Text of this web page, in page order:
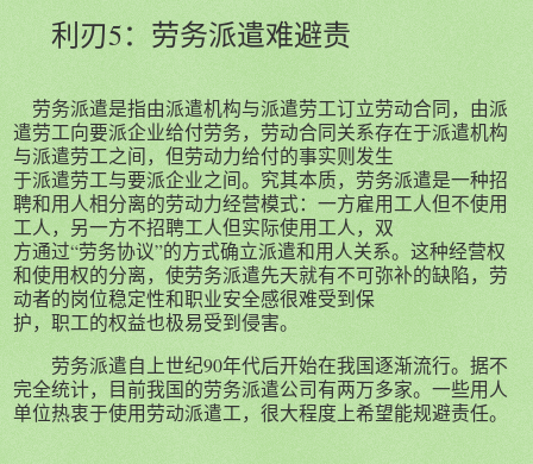
利刃5： 劳务派遣难避责
劳务派遣是指由派遣机构与派遣劳工订立劳动合同，由派
遣劳工向要派企业给付劳务，劳动合同关系存在于派遣机构
与派遣劳工之间，但劳动力给付的事实则发生
于派遣劳工与要派企业之间。究其本质，劳务派遣是一种招
聘和用人相分离的劳动力经营模式：一方雇用工人但不使用
工人，另一方不招聘工人但实际使用工人，双
方通过“劳务协议”的方式确立派遣和用人关系。这种经营权
和使用权的分离，使劳务派遣先天就有不可弥补的缺陷，劳
动者的岗位稳定性和职业安全感很难受到保
护，职工的权益也极易受到侵害。
劳务派遣自上世纪90年代后开始在我国逐渐流行。据不
完全统计，目前我国的劳务派遣公司有两万多家。一些用人
单位热衷于使用劳动派遣工，很大程度上希望能规避责任。